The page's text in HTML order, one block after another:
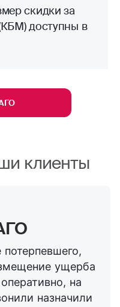
скидки за
доступны в
клиенты
ущерба
на
назначили